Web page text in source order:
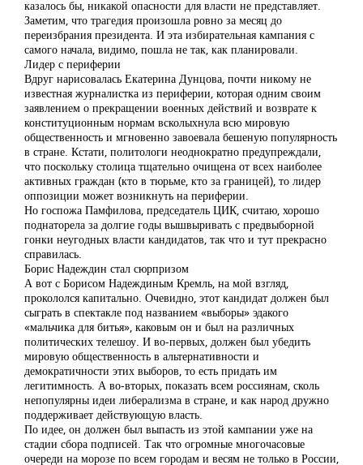
казалось бы, никакой опасности для власти не представляет.
Заметим, что трагедия произошла ровно за месяц до
переизбрания президента. И эта избирательная кампания с
самого начала, видимо, пошла не так, как планировали.
Лидер с периферии
Вдруг нарисовалась Екатерина Дунцова, почти никому не
известная журналистка из периферии, которая одним своим
заявлением о прекращении военных действий и возврате к
конституционным нормам всколыхнула всю мировую
общественность и мгновенно завоевала бешеную популярность
в стране. Кстати, политологи неоднократно предупреждали,
что поскольку столица тщательно очищена от всех наиболее
активных граждан (кто в тюрьме, кто за границей), то лидер
оппозиции может возникнуть на периферии.
Но госпожа Памфилова, председатель ЦИК, считаю, хорошо
поднаторела за долгие годы вышвыривать с предвыборной
гонки неугодных власти кандидатов, так что и тут прекрасно
справилась.
Борис Надеждин стал сюрпризом
А вот с Борисом Надеждиным Кремль, на мой взгляд,
прокололся капитально. Очевидно, этот кандидат должен был
сыграть в спектакле под названием «выборы» эдакого
«мальчика для битья», каковым он и был на различных
политических телешоу. И во-первых, должен был убедить
мировую общественность в альтернативности и
демократичности этих выборов, то есть придать им
легитимность. А во-вторых, показать всем россиянам, сколь
непопулярны идеи либерализма в стране, и как народ дружно
поддерживает действующую власть.
По идее, он должен был выпасть из этой кампании уже на
стадии сбора подписей. Так что огромные многочасовые
очереди на морозе по всем городам и весям не только в России,